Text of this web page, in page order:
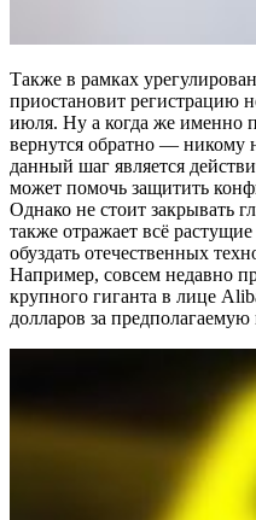
Также в рамках
приостановит регистрацию
июля. Ну а когда же именно
вернутся обратно — никому
данный шаг является
может помочь защитить
Однако не стоит закрывать
также отражает всё
обуздать отечественных
Например, совсем недавно
крупного гиганта в лице
долларов за